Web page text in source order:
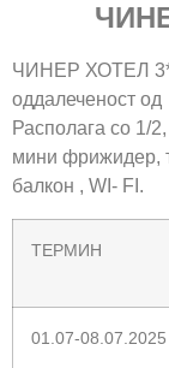
ЧИНЕР ХОТЕЛ 3*
оддалеченост од
Располага со 1/
мини фрижидер,
балкон , WI- FI.
ТЕРМИН
01.07-08.07.2025